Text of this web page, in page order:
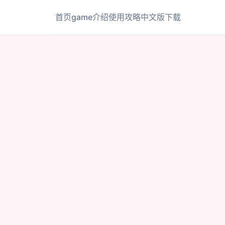
首页game介绍使用攻略中文版下载